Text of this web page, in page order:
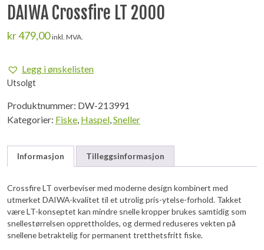
DAIWA Crossfire LT 2000
kr479,00 inkl. MVA.
Legg i ønskelisten
Utsolgt
Produktnummer: DW-213991
Kategorier: Fiske, Haspel,Sneller
Informasjon Tilleggsinformasjon
Crossfire LT overbeviser med moderne design kombinert med
utmerket DAIWA-kvalitet til et utrolig pris-ytelse-forhold. Takket
være LT-konseptet kan mindre snelle kropper brukes samtidig som
snellestørrelsen opprettholdes, og dermed reduseres vekten på
snellene betraktelig for permanent tretthetsfritt fiske.